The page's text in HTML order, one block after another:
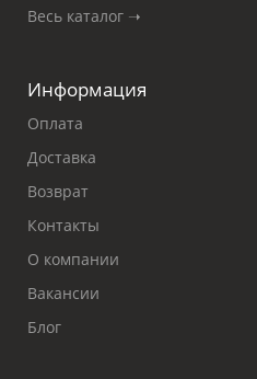
Весь каталог ➝
Информация
Оплата
Доставка
Возврат
Контакты
О компании
Вакансии
Блог